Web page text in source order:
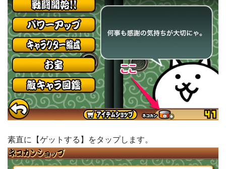
素直に【ゲットする】をタップします。